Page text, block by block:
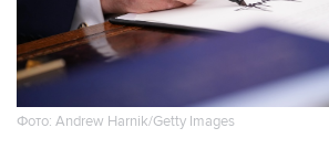
Фото: Andrew Harnik/Getty Images